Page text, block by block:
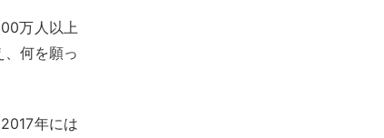
万人以上
何を願っ
年には